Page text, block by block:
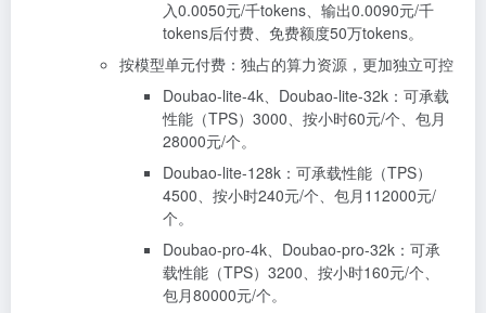
入0.0050元/千tokens、输出0.0090元/千
tokens后付费、免费额度50万tokens。
按模型单元付费：独占的算力资源，更加独立可控
Doubao-lite-4k、Doubao-lite-32k：可承载
性能（TPS）3000、按小时60元/个、包月
28000元/个。
Doubao-lite-128k：可承载性能（TPS）
4500、按小时240元/个、包月112000元/
个。
Doubao-pro-4k、Doubao-pro-32k：可承
载性能（TPS）3200、按小时160元/个、
包月80000元/个。